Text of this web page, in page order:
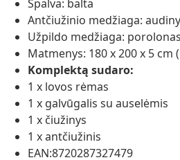
Spalva: balta
Antčiužinio medžiaga:
Užpildo medžiaga: porolonas
Matmenys: 180 x 200 x 5
Komplektą sudaro:
1 x lovos rėmas
1 x galvūgalis su auselėmis
1 x čiužinys
1 x antčiužinis
EAN:8720287327479